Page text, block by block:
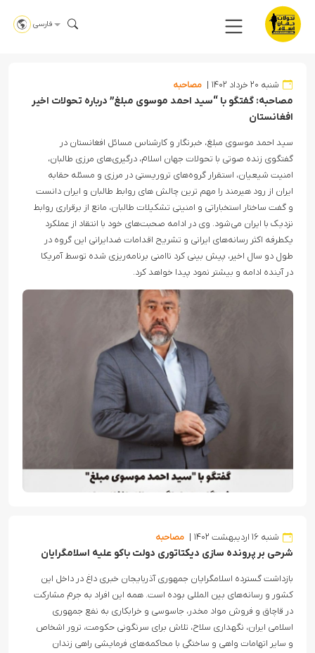
فارسی
شنبه ۲۰ خرداد ۱۴۰۲ مصاحبه
مصاحبه: گفتگو با “سید احمد موسوی مبلغ” درباره تحولات اخیر
افغانستان
سید احمد موسوی مبلغ، خبرنگار و کارشناس مسائل افغانستان در
گفتگوی زنده صوتی با تحولات جهان اسلام، درگیری‌های مرزی طالبان،
امنیت شیعیان، استقرار گروه‌های تروریستی در مرزی و مسئله حقابه
ایران از رود هیرمند را مهم ترین چالش های روابط طالبان و ایران دانست
و گفت ساختار استخباراتی و امنیتی تشکیلات طالبان، مانع از برقراری روابط
نزدیک با ایران می‌شود. وی در ادامه صحبت‌های خود با انتقاد از عملکرد
یکطرفه اکثر رسانه‌های ایرانی و تشریح اقدامات ضدایرانی این گروه در
طول دو سال اخیر، پیش بینی کرد ناامنی برنامه‌ریزی شده توسط آمریکا
در آینده ادامه و بیشتر نمود پیدا خواهد کرد.
شنبه ۱۶ اردیبهشت ۱۴۰۲ مصاحبه
شرحی بر پرونده سازی دیکتاتوری دولت باکو علیه اسلامگرایان
بازداشت گسترده اسلامگرایان جمهوری آذربایجان خبری داغ در داخل این
کشور و رسانه‌های بین المللی بوده است. همه این افراد به جرم مشارکت
در قاچاق و فروش مواد مخدر، جاسوسی و خرابکاری به نفع جمهوری
اسلامی ایران، نگهداری سلاح، تلاش برای سرنگونی حکومت، ترور اشخاص
و سایر اتهامات واهی و ساختگی با محاکمه‌های فرمایشی راهی زندان